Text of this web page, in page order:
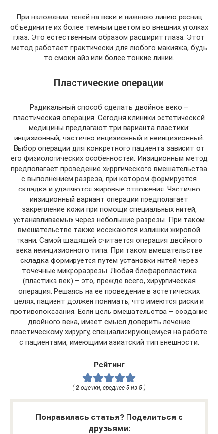
При наложении теней на веки и нижнюю линию ресниц
объедините их более темным цветом во внешних уголках
глаз. Это естественным образом расширит глаза. Этот
метод работает практически для любого макияжа, будь
то смоки айз или более тонкие линии.
Пластические операции
Радикальный способ сделать двойное веко –
пластическая операция. Сегодня клиники эстетической
медицины предлагают три варианта пластики:
инцизионный, частично инцизионный и неинцизионный.
Выбор операции для конкретного пациента зависит от
его физиологических особенностей. Инзиционный метод
предполагает проведение хирргического вмешательства
с выполнением разреза, при котором формируется
складка и удаляются жировые отложения. Частично
инзиционный вариант операции предполагает
закрепление кожи при помощи специальных нитей,
устанавливаемых через небольшие разрезы. При таком
вмешательстве также иссекаются излишки жировой
ткани. Самой щадящей считается операция двойного
века неинцизионного типа. При таком вмешательстве
складка формируется путем установки нитей через
точечные микроразрезы. Любая блефаропластика
(пластика век) – это, прежде всего, хирургическая
операция. Решаясь на ее проведение в эстетических
целях, пациент должен понимать, что имеются риски и
противопоказания. Если цель вмешательства – создание
двойного века, имеет смысл доверить лечение
пластическому хирургу, специализирующемуся на работе
с пациентами, имеющими азиатский тип внешности.
Рейтинг
( 2 оценки, среднее 5 из 5 )
Понравилась статья? Поделиться с
друзьями: